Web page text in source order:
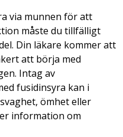
via munnen för att
måste du tillfälligt
Din läkare kommer att
att börja med
Intag av
fusidinsyra kan i
ömhet eller
information om